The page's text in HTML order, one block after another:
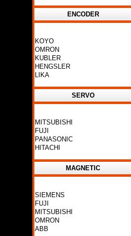
ENCODER
KOYO
OMRON
KUBLER
HENGSLER
LIKA
SERVO
MITSUBISHI
FUJI
PANASONIC
HITACHI
MAGNETIC
SIEMENS
FUJI
MITSUBISHI
OMRON
ABB